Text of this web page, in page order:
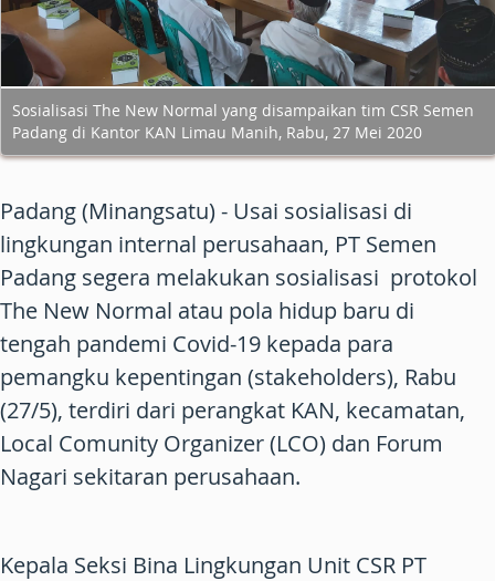
Sosialisasi The New Normal yang disampaikan tim CSR Semen
Padang di Kantor KAN Limau Manih, Rabu, 27 Mei 2020
Padang (Minangsatu) - Usai sosialisasi di
lingkungan internal perusahaan, PT Semen
Padang segera melakukan sosialisasi protokol
The New Normal atau pola hidup baru di
tengah pandemi Covid-19 kepada para
pemangku kepentingan (stakeholders), Rabu
(27/5), terdiri dari perangkat KAN, kecamatan,
Local Comunity Organizer (LCO) dan Forum
Nagari sekitaran perusahaan.
Kepala Seksi Bina Lingkungan Unit CSR PT